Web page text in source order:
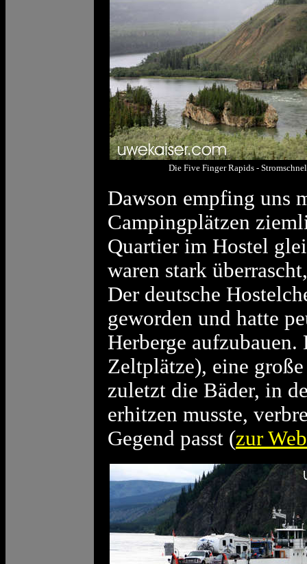
Die Five Finger Rapids -
Dawson empfing uns
Campingplätzen
Quartier im Hostel
waren stark
Der deutsche
geworden und hatte
Herberge
Zeltplätze), eine
zuletzt die Bäder, in
erhitzen musste,
Gegend passt (zur